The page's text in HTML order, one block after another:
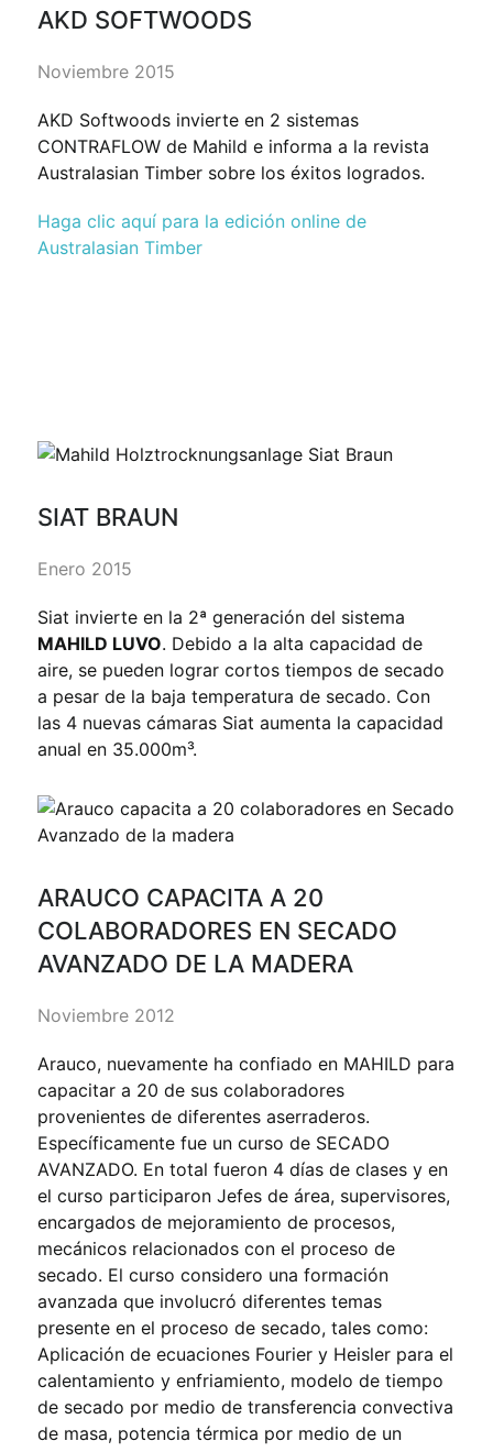
AKD SOFTWOODS
Noviembre 2015
AKD Softwoods invierte en 2 sistemas
CONTRAFLOW de Mahild e informa a la revista
Australasian Timber sobre los éxitos logrados.
Haga clic aquí para la edición online de
Australasian Timber
SIAT BRAUN
Enero 2015
Siat invierte en la 2ª generación del sistema
MAHILD LUVO. Debido a la alta capacidad de
aire, se pueden lograr cortos tiempos de secado
a pesar de la baja temperatura de secado. Con
las 4 nuevas cámaras Siat aumenta la capacidad
anual en 35.000m³.
ARAUCO CAPACITA A 20
COLABORADORES EN SECADO
AVANZADO DE LA MADERA
Noviembre 2012
Arauco, nuevamente ha confiado en MAHILD para
capacitar a 20 de sus colaboradores
provenientes de diferentes aserraderos.
Específicamente fue un curso de SECADO
AVANZADO. En total fueron 4 días de clases y en
el curso participaron Jefes de área, supervisores,
encargados de mejoramiento de procesos,
mecánicos relacionados con el proceso de
secado. El curso considero una formación
avanzada que involucró diferentes temas
presente en el proceso de secado, tales como:
Aplicación de ecuaciones Fourier y Heisler para el
calentamiento y enfriamiento, modelo de tiempo
de secado por medio de transferencia convectiva
de masa, potencia térmica por medio de un